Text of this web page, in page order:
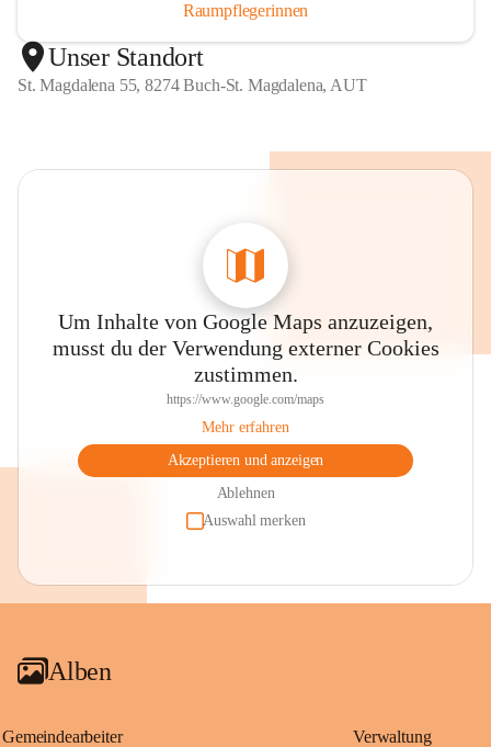
Raumpflegerinnen
Unser Standort
St. Magdalena 55, 8274 Buch-St. Magdalena, AUT
Um Inhalte von Google Maps anzuzeigen,
musst du der Verwendung externer Cookies
zustimmen.
https://www.google.com/maps
Mehr erfahren
Akzeptieren und anzeigen
Ablehnen
Auswahl merken
Alben
Gemeindearbeiter Verwaltung